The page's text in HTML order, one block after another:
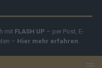
mit FLASH UP – per Post, E-
– Hier mehr erfahren